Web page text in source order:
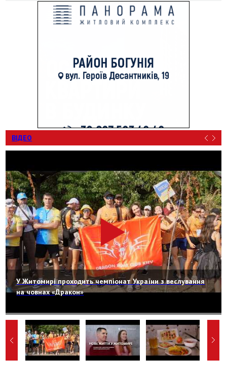
ВІДЕО
У Житомирі проходить чемпіонат України з веслування
на човнах «Дракон»